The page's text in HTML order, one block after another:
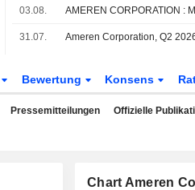
03.08.
31.07.
Bewertung Konsens
Pressemitteilungen Offizielle
Chart Ameren